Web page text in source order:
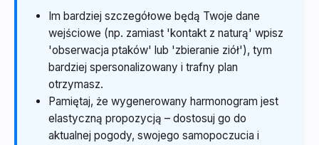
Im bardziej szczegółowe będą Twoje dane
wejściowe (np. zamiast 'kontakt z naturą' wpisz
'obserwacja ptaków' lub 'zbieranie ziół'), tym
bardziej spersonalizowany i trafny plan
otrzymasz.
Pamiętaj, że wygenerowany harmonogram jest
elastyczną propozycją – dostosuj go do
aktualnej pogody, swojego samopoczucia i